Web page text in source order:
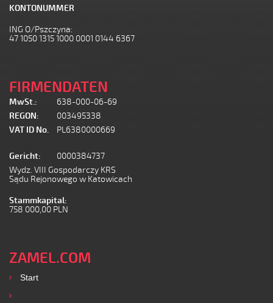
KONTONUMMER
ING O/Pszczyna:
47 1050 1315 1000 0001 0144 6367
FIRMENDATEN
MwSt.:
638-000-06-69
REGON:
003495338
VAT ID No.
PL6380000669
Gericht:
0000384737
Wydz. VIII Gospodarczy KRS
Sądu Rejonowego w Katowicach
Stammkapital:
758 000,00 PLN
ZAMEL.COM
Start